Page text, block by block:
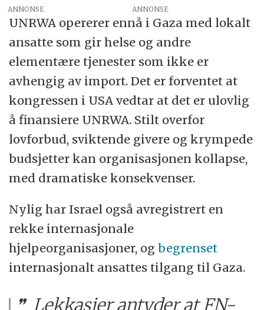
ANNONSE
UNRWA opererer ennå i Gaza med lokalt
ansatte som gir helse og andre
elementære tjenester som ikke er
avhengig av import. Det er forventet at
kongressen i USA vedtar at det er ulovlig
å finansiere UNRWA. Stilt overfor
lovforbud, sviktende givere og krympede
budsjetter kan organisasjonen kollapse,
med dramatiske konsekvenser.
Nylig har Israel også avregistrert en
rekke internasjonale
hjelpeorganisasjoner, ogbegrenset
internasjonalt ansattes tilgang til Gaza.
Lekkasjer antyder at FN-